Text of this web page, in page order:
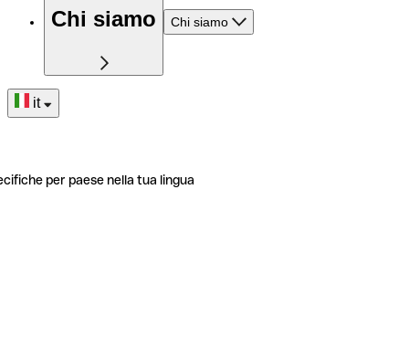
Chi siamo Chi siamo
it
per paese nella tua lingua